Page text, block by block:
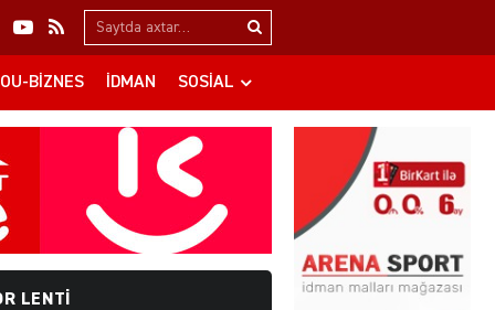
Search…
BIZNES İDMAN SOSIAL
LENTI